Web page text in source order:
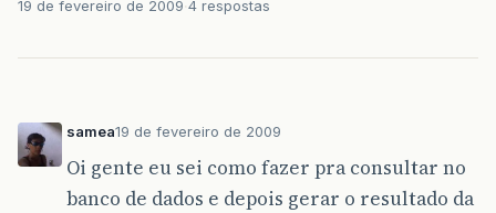
19 de fevereiro de 2009 4 respostas
samea19 de fevereiro de 2009
Oi gente eu sei como fazer pra consultar no
banco de dados e depois gerar o resultado da